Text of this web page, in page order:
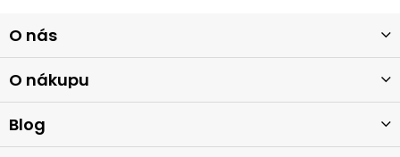
á
p
a
t
O nás
O nákupu
Blog